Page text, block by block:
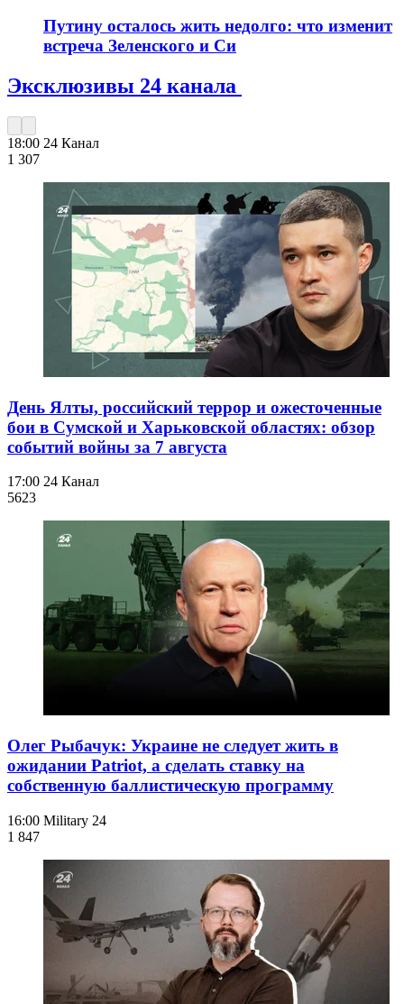
Путину осталось жить недолго: что изменит
встреча Зеленского и Си
Эксклюзивы 24 канала
18:00 24 Канал
1 307
День Ялты, российский террор и ожесточенные
бои в Сумской и Харьковской областях: обзор
событий войны за 7 августа
17:00 24 Канал
5623
Олег Рыбачук: Украине не следует жить в
ожидании Patriot, а сделать ставку на
собственную баллистическую программу
16:00 Military 24
1 847